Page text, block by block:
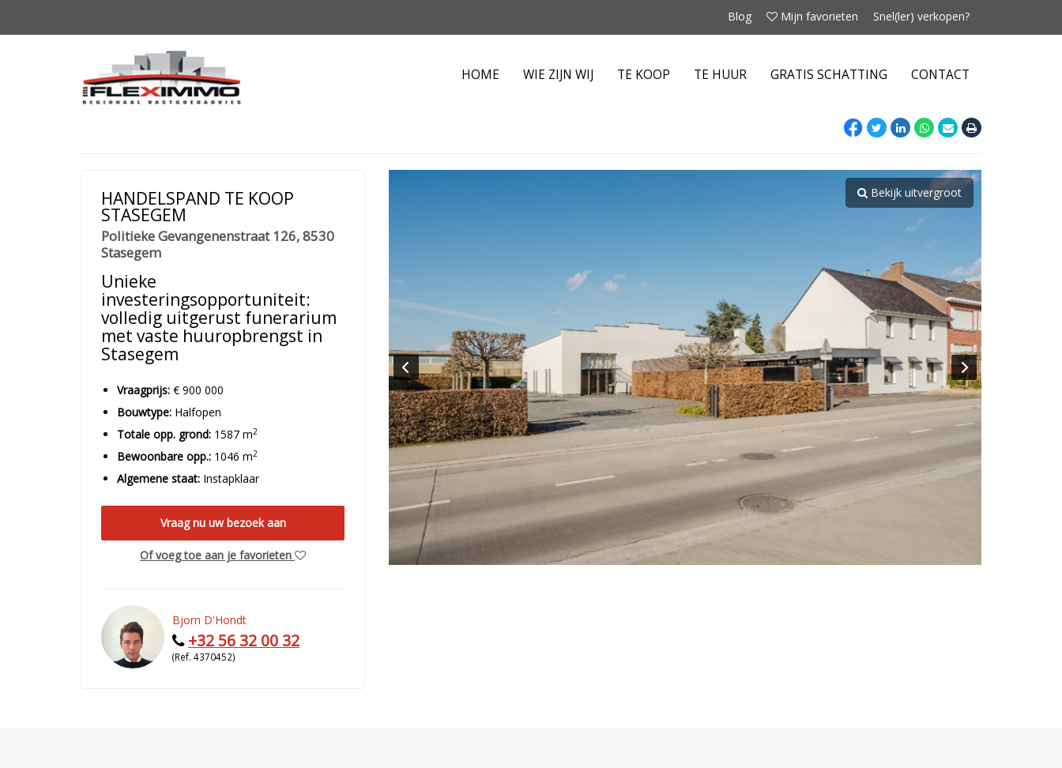
Blog Mijn favorieten Snel(ler) verkopen?
HOME WIE ZIJN WIJ TE KOOP TE HUUR GRATIS SCHATTING CONTACT
Bekijk uitvergroot
HANDELSPAND TE KOOP
STASEGEM
Politieke Gevangenenstraat 126, 8530
Stasegem
Unieke
investeringsopportuniteit:
volledig uitgerust funerarium
met vaste huuropbrengst in
Stasegem
Vraagprijs: € 900 000
Bouwtype: Halfopen
Totale opp. grond: 1587 m2
Bewoonbare opp.: 1046 m2
Algemene staat: Instapklaar
Vraag nu uw bezoek aan
Of voeg toe aan je favorieten
Bjorn D'Hondt
+32 56 32 00 32
(Ref. 4370452)